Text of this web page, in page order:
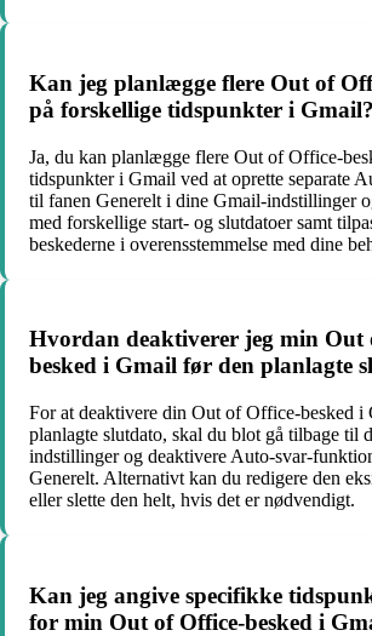
Kan jeg planlægge flere Out of
på forskellige tidspunkter i Gmail?
Ja, du kan planlægge flere Out of Office-
tidspunkter i Gmail ved at oprette separate
til fanen Generelt i dine Gmail-indstillinger
med forskellige start- og slutdatoer samt
beskederne i overensstemmelse med dine
Hvordan deaktiverer jeg min Out
besked i Gmail før den planlagte
For at deaktivere din Out of Office-besked i
planlagte slutdato, skal du blot gå tilbage til
indstillinger og deaktivere Auto-svar-
Generelt. Alternativt kan du redigere den
eller slette den helt, hvis det er nødvendigt.
Kan jeg angive specifikke
for min Out of Office-besked i